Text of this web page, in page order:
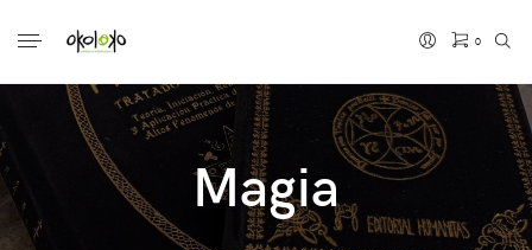
0
No hay productos en el carrito.
Magia